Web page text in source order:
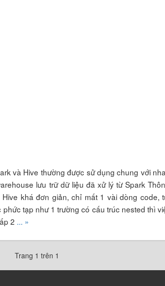
và Hive thường được sử dụng chung với
lưu trữ dữ liệu đã xử lý từ Spark
khá đơn giản, chỉ mất 1 vài dòng code,
tạp như 1 trường có cấu trúc nested thì
2 ... »
Trang 1 trên 1